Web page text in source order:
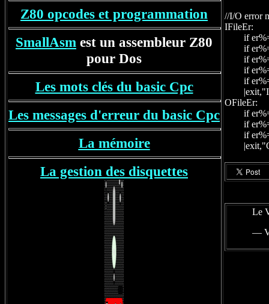
Z80 opcodes et programmation
SmallAsm est un assembleur Z80
pour Dos
Les mots clés du basic Cpc
Les messages d'erreur du basic Cpc
La mémoire
La gestion des disquettes
//I/O error
IFileEr:
if er%=1
if er%=2
if er%=3
if er%=4
if er%=5
OFileEr:
if er%=2
if er%=3
if er%=4
Le
—